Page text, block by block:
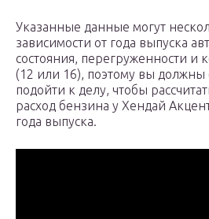
Указанные данные могут
зависимости от года выпуска
состояния, перегруженности и
(12 или 16), поэтому вы должны
подойти к делу, чтобы
расход бензина у Хендай
года выпуска.